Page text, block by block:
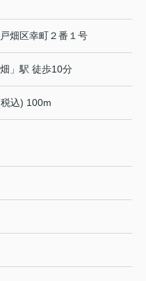
畑区幸町２番１号
」駅 徒歩10分
込) 100m